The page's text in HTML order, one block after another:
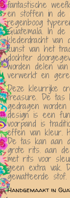
fantastische
en stoffen in de
regenboog
Guatemala. In
klederdracht
kunst van het
dochter
worden delen
verwerkt en
Deze kleurrijke
treasure. De tas
gedragen
design is een
voorpand is
effen van kleur.
De tas kan aan
grote rits. aan
met rits voor
geen extra vak.
gewatteerde stof.
Handgemaakt in